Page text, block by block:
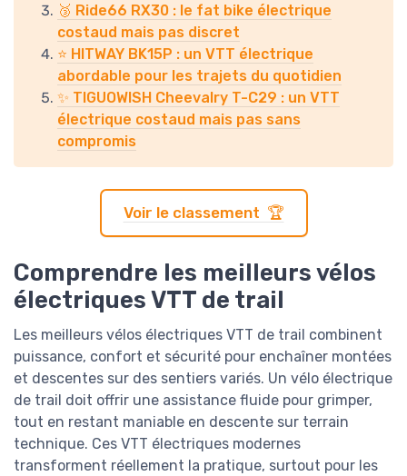
🥉 Ride66 RX30 : le fat bike électrique
costaud mais pas discret
⭐ HITWAY BK15P : un VTT électrique
abordable pour les trajets du quotidien
✨ TIGUOWISH Cheevalry T-C29 : un VTT
électrique costaud mais pas sans
compromis
Voir le classement 🏆
Comprendre les meilleurs vélos
électriques VTT de trail
Les meilleurs vélos électriques VTT de trail combinent
puissance, confort et sécurité pour enchaîner montées
et descentes sur des sentiers variés. Un vélo électrique
de trail doit offrir une assistance fluide pour grimper,
tout en restant maniable en descente sur terrain
technique. Ces VTT électriques modernes
transforment réellement la pratique, surtout pour les